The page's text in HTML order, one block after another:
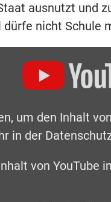
ausnutzt und
nicht Schule
um den Inhalt
in der
von YouTube